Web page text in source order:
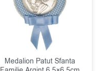
Medalion Patut Sfanta